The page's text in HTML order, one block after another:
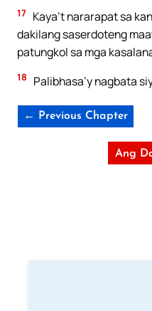
17 Kaya’t nararapat sa
dakilang saserdoteng
patungkol sa mga
18 Palibhasa’y nagbata
← Previous Chapter
Ang